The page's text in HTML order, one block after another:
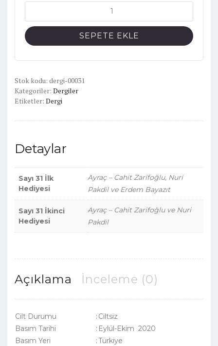
Sayı:
31
adet
SEPETE EKLE
Stok kodu: dergi-00031
Kategoriler: Dergiler
Etiketler: Dergi
Detaylar
Sayı 31 İlk
Hediyesi
Ayraç – Cahit Zarifoğlu, Nuri
Pakdil ve Erdem Bayazıt
Sayı 31 İkinci
Hediyesi
Ayraç – Cahit Zarifoğlu ve Nuri
Pakdil
Açıklama İnceleme (0)
Cilt Durumu : Ciltsiz
Basım Tarihi
: Eylül-Ekim 2020
Basım Yeri
:Türkiye